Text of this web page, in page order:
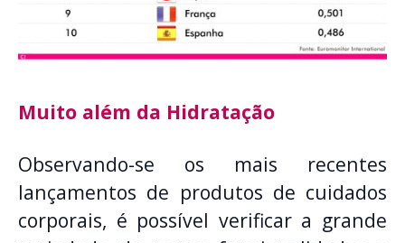
Muito além da Hidratação
Observando-se os mais recentes
lançamentos de produtos de cuidados
corporais, é possível verificar a grande